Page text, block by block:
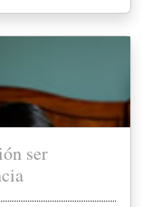
ser